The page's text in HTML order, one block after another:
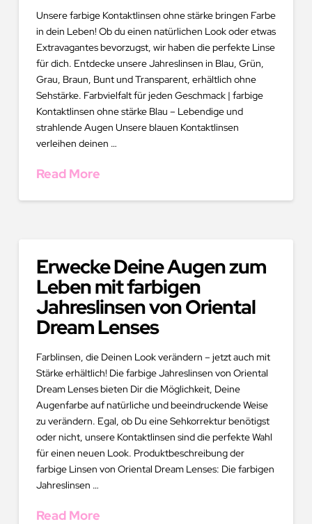
Unsere farbige Kontaktlinsen ohne stärke bringen Farbe
in dein Leben! Ob du einen natürlichen Look oder etwas
Extravagantes bevorzugst, wir haben die perfekte Linse
für dich. Entdecke unsere Jahreslinsen in Blau, Grün,
Grau, Braun, Bunt und Transparent, erhältlich ohne
Sehstärke. Farbvielfalt für jeden Geschmack | farbige
Kontaktlinsen ohne stärke Blau – Lebendige und
strahlende Augen Unsere blauen Kontaktlinsen
verleihen deinen …
Read More
Erwecke Deine Augen zum
Leben mit farbigen
Jahreslinsen von Oriental
Dream Lenses
Farblinsen, die Deinen Look verändern – jetzt auch mit
Stärke erhältlich! Die farbige Jahreslinsen von Oriental
Dream Lenses bieten Dir die Möglichkeit, Deine
Augenfarbe auf natürliche und beeindruckende Weise
zu verändern. Egal, ob Du eine Sehkorrektur benötigst
oder nicht, unsere Kontaktlinsen sind die perfekte Wahl
für einen neuen Look. Produktbeschreibung der
farbige Linsen von Oriental Dream Lenses: Die farbigen
Jahreslinsen …
Read More